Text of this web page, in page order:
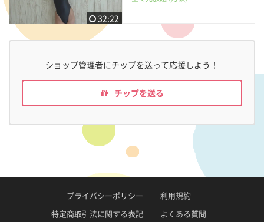
32:22
ショップ管理者にチップを送って応援しよう！
チップを送る
プライバシーポリシー
利用規約
特定商取引法に関する表記
よくある質問